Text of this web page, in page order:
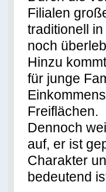
Durch die
Filialen
traditionell
noch
Hinzu
für junge
Freiflächen.
Dennoch
auf, er ist
Charakter